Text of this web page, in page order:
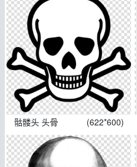
骷髅头 头骨 (622*600)